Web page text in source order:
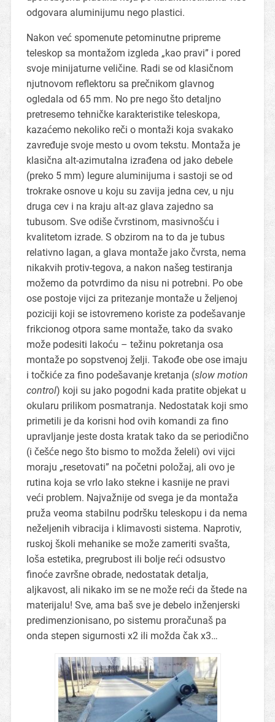
odgovara aluminijumu nego plastici.
Nakon već spomenute petominutne pripreme
teleskop sa montažom izgleda „kao pravi” i pored
svoje minijaturne veličine. Radi se od klasičnom
njutnovom reflektoru sa prečnikom glavnog
ogledala od 65 mm. No pre nego što detaljno
pretresemo tehničke karakteristike teleskopa,
kazaćemo nekoliko reči o montaži koja svakako
zavređuje svoje mesto u ovom tekstu. Montaža je
klasična alt-azimutalna izrađena od jako debele
(preko 5 mm) legure aluminijuma i sastoji se od
trokrake osnove u koju su zavija jedna cev, u nju
druga cev i na kraju alt-az glava zajedno sa
tubusom. Sve odiše čvrstinom, masivnošću i
kvalitetom izrade. S obzirom na to da je tubus
relativno lagan, a glava montaže jako čvrsta, nema
nikakvih protiv-tegova, a nakon našeg testiranja
možemo da potvrdimo da nisu ni potrebni. Po obe
ose postoje vijci za pritezanje montaže u željenoj
poziciji koji se istovremeno koriste za podešavanje
frikcionog otpora same montaže, tako da svako
može podesiti lakoću – težinu pokretanja osa
montaže po sopstvenoj želji. Takođe obe ose imaju
i točkiće za fino podešavanje kretanja (slow motion
control) koji su jako pogodni kada pratite objekat u
okularu prilikom posmatranja. Nedostatak koji smo
primetili je da korisni hod ovih komandi za fino
upravljanje jeste dosta kratak tako da se periodično
(i češće nego što bismo to možda želeli) ovi vijci
moraju „resetovati” na početni položaj, ali ovo je
rutina koja se vrlo lako stekne i kasnije ne pravi
veći problem. Najvažnije od svega je da montaža
pruža veoma stabilnu podršku teleskopu i da nema
neželjenih vibracija i klimavosti sistema. Naprotiv,
ruskoj školi mehanike se može zameriti svašta,
loša estetika, pregrubost ili bolje reći odsustvo
finoće završne obrade, nedostatak detalja,
aljkavost, ali nikako im se ne može reći da štede na
materijalu! Sve, ama baš sve je debelo inženjerski
predimenzionisano, po sistemu proračunaš pa
onda stepen sigurnosti x2 ili možda čak x3…